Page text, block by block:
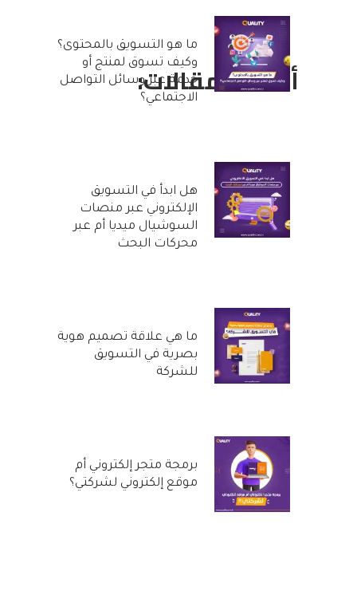
أحدث المقالات:
ما هو التسويق بالمحتوى؟
وكيف تسوق لمنتج أو
خدمة عبر وسائل التواصل
الاجتماعي؟
هل ابدأ في التسويق
الإلكتروني عبر منصات
السوشيال ميديا أم عبر
محركات البحث
ما هي علاقة تصميم هوية
بصرية في التسويق
للشركة
برمجة متجر إلكتروني أم
موقع إلكتروني لشركتي؟